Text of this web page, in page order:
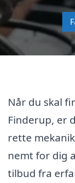
Når du skal
Finderup, er
rette
nemt for dig
tilbud fra